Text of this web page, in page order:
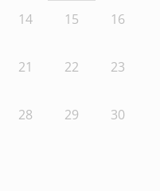
14 15 16
21 22 23
28 29 30